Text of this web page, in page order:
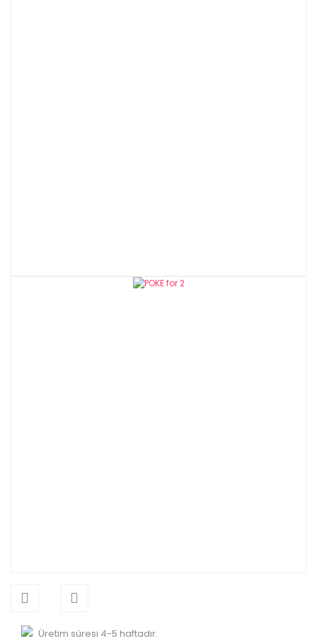
Üretim süresi 4-5 haftadır.